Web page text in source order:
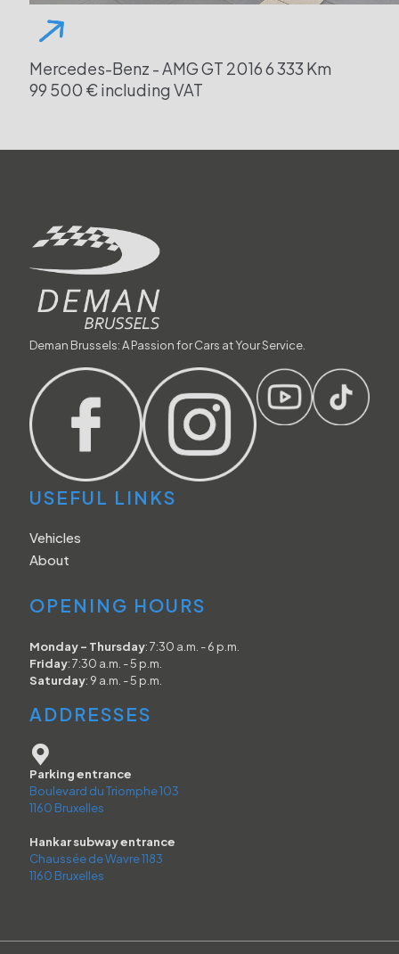
Mercedes-Benz - AMG GT 20166 333 Km
99 500 € including VAT
Deman Brussels: A Passion for Cars at Your Service.
USEFUL LINKS
Vehicles
About
OPENING HOURS
Monday - Thursday: 7:30 a.m. - 6 p.m.
Friday: 7:30 a.m. - 5 p.m.
Saturday: 9 a.m. - 5 p.m.
ADDRESSES
Parking entrance
Boulevard du Triomphe 103
1160 Bruxelles
Hankar subway entrance
Chaussée de Wavre 1183
1160 Bruxelles